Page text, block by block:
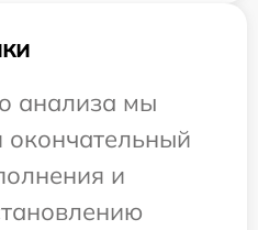
анализа мы
окончательный
и